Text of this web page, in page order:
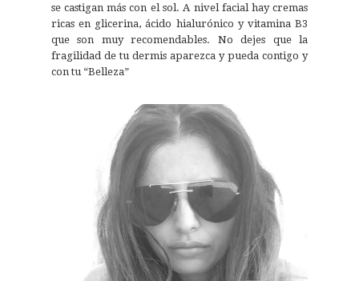
se castigan más con el sol. A nivel facial hay cremas
ricas en glicerina, ácido hialurónico y vitamina B3
que son muy recomendables. No dejes que la
fragilidad de tu dermis aparezca y pueda contigo y
con tu “Belleza”